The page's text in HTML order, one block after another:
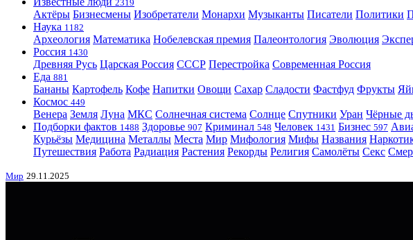
2319
Актёры Бизнесмены Изобретатели Монархи Музыканты Писатели Политики
Наука 1182
Археология Математика Нобелевская премия Палеонтология Эволюция
Россия 1430
Древняя Русь Царская Россия СССР Перестройка Современная Россия
Еда 881
Бананы Картофель Кофе Напитки Овощи Сахар Сладости Фастфуд Фрукты
Космос 449
Венера Земля Луна МКС Солнечная система Солнце Спутники Уран Чёрные
Подборки фактов 1488 Здоровье 907 Криминал 548 Человек 1431 Бизнес 597
Курьёзы Медицина Металлы Места Мир Мифология Мифы Названия
Путешествия Работа Радиация Растения Рекорды Религия Самолёты Секс
Мир 29.11.2025